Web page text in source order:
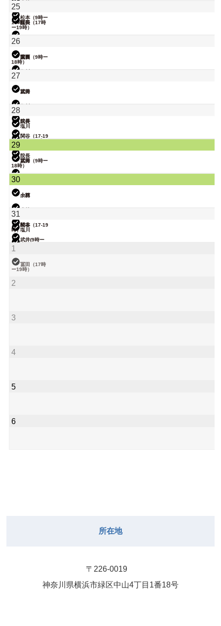
時）
院長
松本（9時ー
18時）
時）
院長
25
冨田（17時
ー19時）
大西（9時ー
18時）
武井
院長
26
冨田
27
冨田
武井
関谷（17-19
時）
院長
28
塩川
松本（9時ー
18時）
武井
関谷（17-19
時）
29
冨田（9時ー
18時）
小林
関谷（17-19
時）
30
大西
松本
武井(9時ー
18時)
時）
31
塩川
18時）
1
冨田（17時
ー19時）
2
3
4
5
6
所在地
〒226-0019
神奈川県横浜市緑区中⼭4丁⽬1番18号